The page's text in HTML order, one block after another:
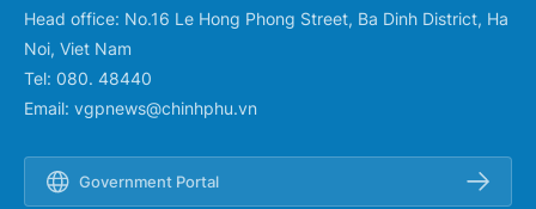
Head office: No.16 Le Hong Phong Street, Ba Dinh District, Ha
Noi, Viet Nam
Tel: 080. 48440
Email: vgpnews@chinhphu.vn
Government Portal